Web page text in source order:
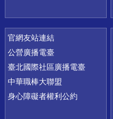
官網友站連結
公營廣播電臺
臺北國際社區廣播電臺
中華職棒大聯盟
身心障礙者權利公約